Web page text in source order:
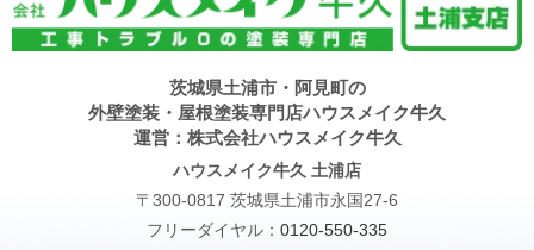
茨城県土浦市・阿見町の
外壁塗装・屋根塗装専門店ハウスメイク牛久
運営：株式会社ハウスメイク牛久
ハウスメイク牛久 土浦店
〒300-0817 茨城県土浦市永国27-6
フリーダイヤル： 0120-550-335